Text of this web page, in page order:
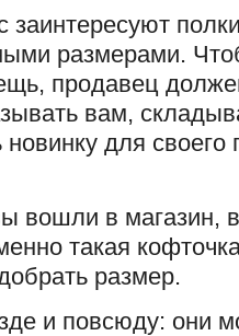
заинтересуют
размерами.
продавец
вам,
для своего
вошли в магазин,
такая
размер.
и повсюду: они